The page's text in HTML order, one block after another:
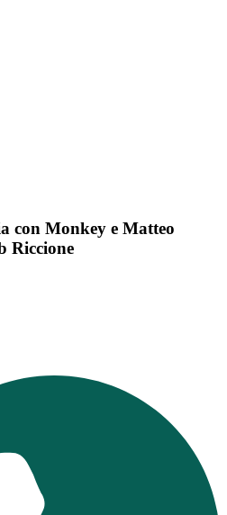
con Monkey e Matteo
Riccione